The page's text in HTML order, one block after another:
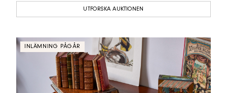
UTFORSKA AUKTIONEN
INLÄMNING PÅGÅR